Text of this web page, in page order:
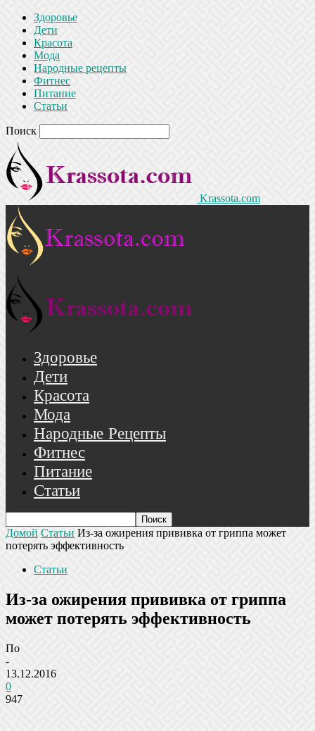
Здоровье
Дети
Красота
Мода
Народные рецепты
Фитнес
Питание
Статьи
Поиск
Krassota.com
Здоровье
Дети
Красота
Мода
Народные Рецепты
Фитнес
Питание
Статьи
Домой Статьи Из-за ожирения прививка от гриппа может
потерять эффективность
Статьи
Из-за ожирения прививка от гриппа
может потерять эффективность
По
-
13.12.2016
0
947